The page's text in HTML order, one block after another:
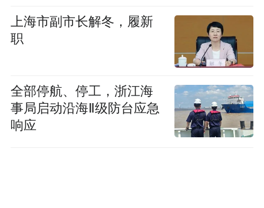
上海市副市长解冬，履新
职
全部停航、停工，浙江海
事局启动沿海Ⅱ级防台应急
响应